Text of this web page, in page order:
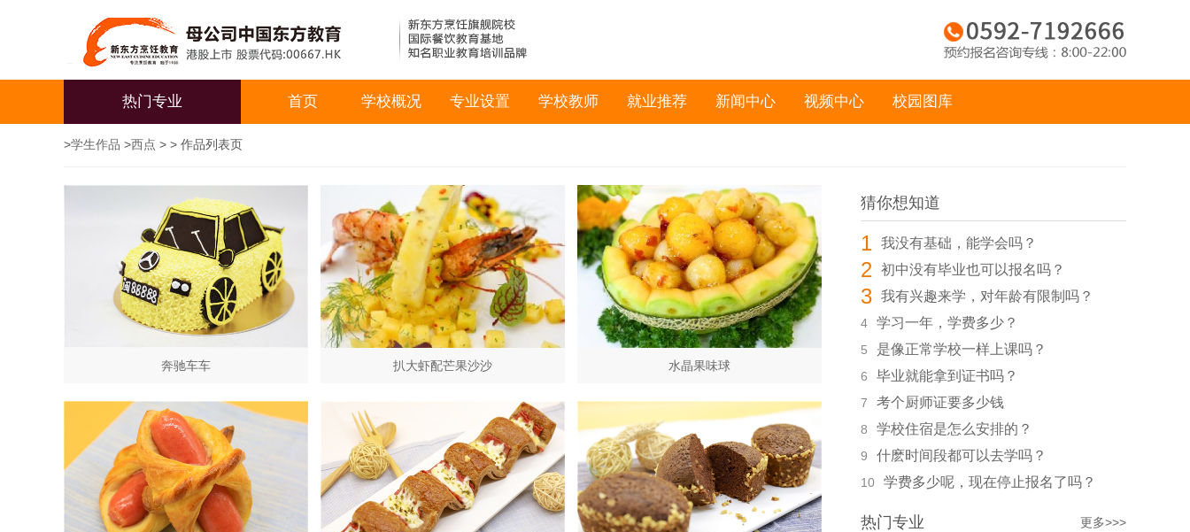
热门专业 首页 学校概况 专业设置 学校教师 就业推荐 新闻中心 视频中心 校园图库
>学生作品 >西点 > > 作品列表页
奔驰车车 扒大虾配芒果沙沙 水晶果味球
猜你想知道
1 我没有基础，能学会吗？
2 初中没有毕业也可以报名吗？
3 我有兴趣来学，对年龄有限制吗？
4 学习一年，学费多少？
5 是像正常学校一样上课吗？
6 毕业就能拿到证书吗？
7 考个厨师证要多少钱
8 学校住宿是怎么安排的？
9 什麽时间段都可以去学吗？
10 学费多少呢，现在停止报名了吗？
热门专业 更多>>>